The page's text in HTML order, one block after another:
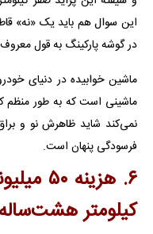
این سوال هم باید یک «نه»
در گوشه پارکینگ به قول
ماشین خوابیده در دنیای
ماشینی است که به طور
نمی‌کند شاید ظاهرش نو و
فرسودگی پنهان است.
۶.
کیلومتر هشت‌ساله